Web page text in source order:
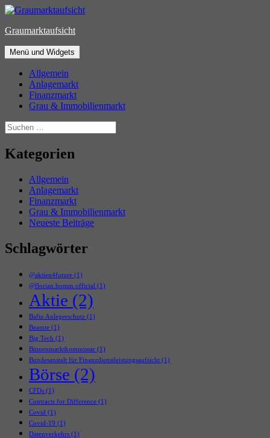
Zum
springen
Graumarktaufsicht
Menü und Widgets
Allgemein
Anlagemarkt
Finanzmarkt
Grau & Immobilienmarkt
Suchen
nach:
Kategorien
Allgemein
Anlagemarkt
Finanzmarkt
Grau & Immobilienmarkt
Neueste Beiträge
Schlagwörter
@aktien4future (1)
@florian.homm.official (1)
Aktie (2)
Bafin Anlegerschutz (1)
Beamte (1)
Big Tech (1)
Binnenmarktkommissar (1)
Bundesanstalt für Finanzdienstleistungsaufsicht (1)
Börse (2)
CFDs (1)
Contracts for Difference (1)
Covid (1)
Covid-19 (1)
Datenverkehrs (1)